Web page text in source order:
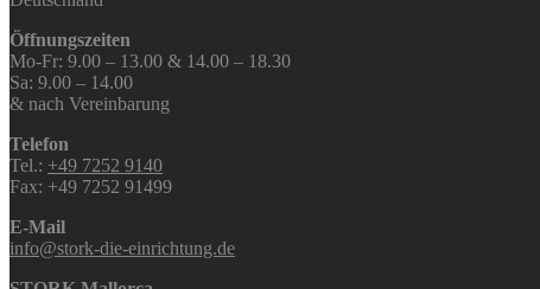
Öffnungszeiten
Mo-Fr: 9.00 – 13.00 & 14.00 – 18.30
Sa: 9.00 – 14.00
& nach Vereinbarung
Telefon
Tel.: +49 7252 9140
Fax: +49 7252 91499
E-Mail
info@stork-die-einrichtung.de